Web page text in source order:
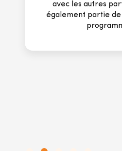
avec les autres
également partie de